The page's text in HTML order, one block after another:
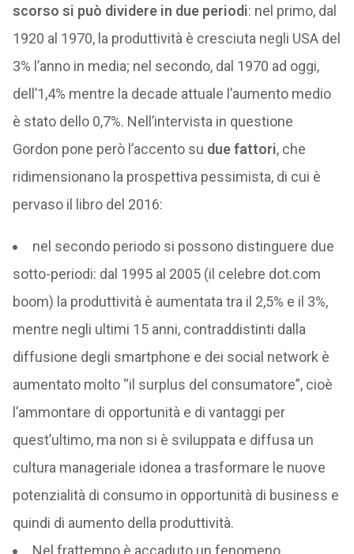
scorso si può dividere in due periodi: nel primo, dal
1920 al 1970, la produttività è cresciuta negli USA del
3% l’anno in media; nel secondo, dal 1970 ad oggi,
dell’1,4% mentre la decade attuale l’aumento medio
è stato dello 0,7%. Nell’intervista in questione
Gordon pone però l’accento su due fattori, che
ridimensionano la prospettiva pessimista, di cui è
pervaso il libro del 2016:
nel secondo periodo si possono distinguere due
sotto-periodi: dal 1995 al 2005 (il celebre dot.com
boom) la produttività è aumentata tra il 2,5% e il 3%,
mentre negli ultimi 15 anni, contraddistinti dalla
diffusione degli smartphone e dei social network è
aumentato molto “il surplus del consumatore”, cioè
l’ammontare di opportunità e di vantaggi per
quest’ultimo, ma non si è sviluppata e diffusa un
cultura manageriale idonea a trasformare le nuove
potenzialità di consumo in opportunità di business e
quindi di aumento della produttività.
Nel frattempo è accaduto un fenomeno